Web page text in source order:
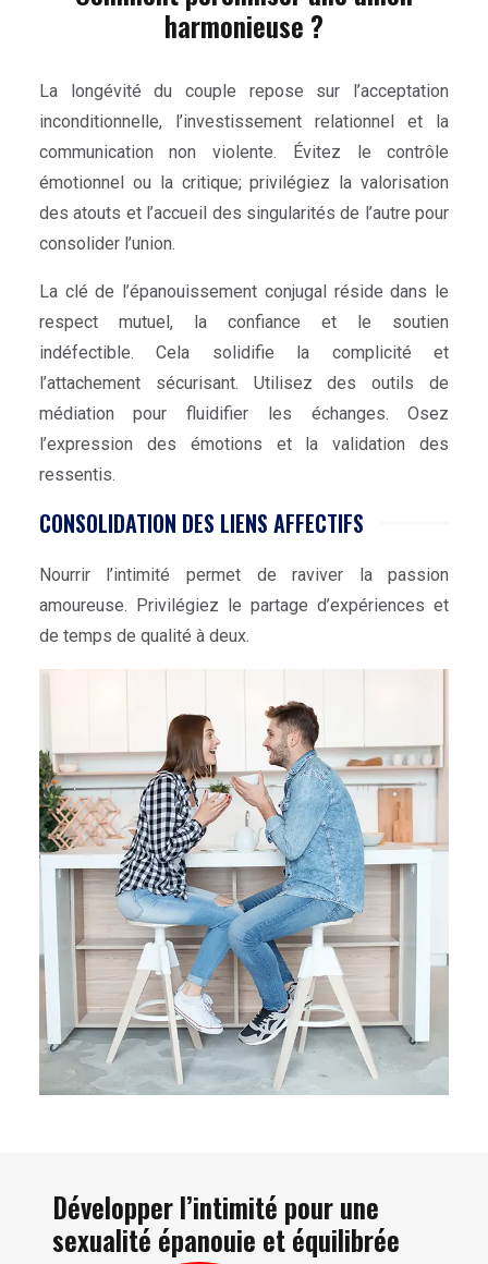
harmonieuse ?
La longévité du couple repose sur l’acceptation
inconditionnelle, l’investissement relationnel et la
communication non violente. Évitez le contrôle
émotionnel ou la critique; privilégiez la valorisation
des atouts et l’accueil des singularités de l’autre pour
consolider l’union.
La clé de l’épanouissement conjugal réside dans le
respect mutuel, la confiance et le soutien
indéfectible. Cela solidifie la complicité et
l’attachement sécurisant. Utilisez des outils de
médiation pour fluidifier les échanges. Osez
l’expression des émotions et la validation des
ressentis.
CONSOLIDATION DES LIENS AFFECTIFS
Nourrir l’intimité permet de raviver la passion
amoureuse. Privilégiez le partage d’expériences et
de temps de qualité à deux.
Développer l’intimité pour une
sexualité épanouie et équilibrée